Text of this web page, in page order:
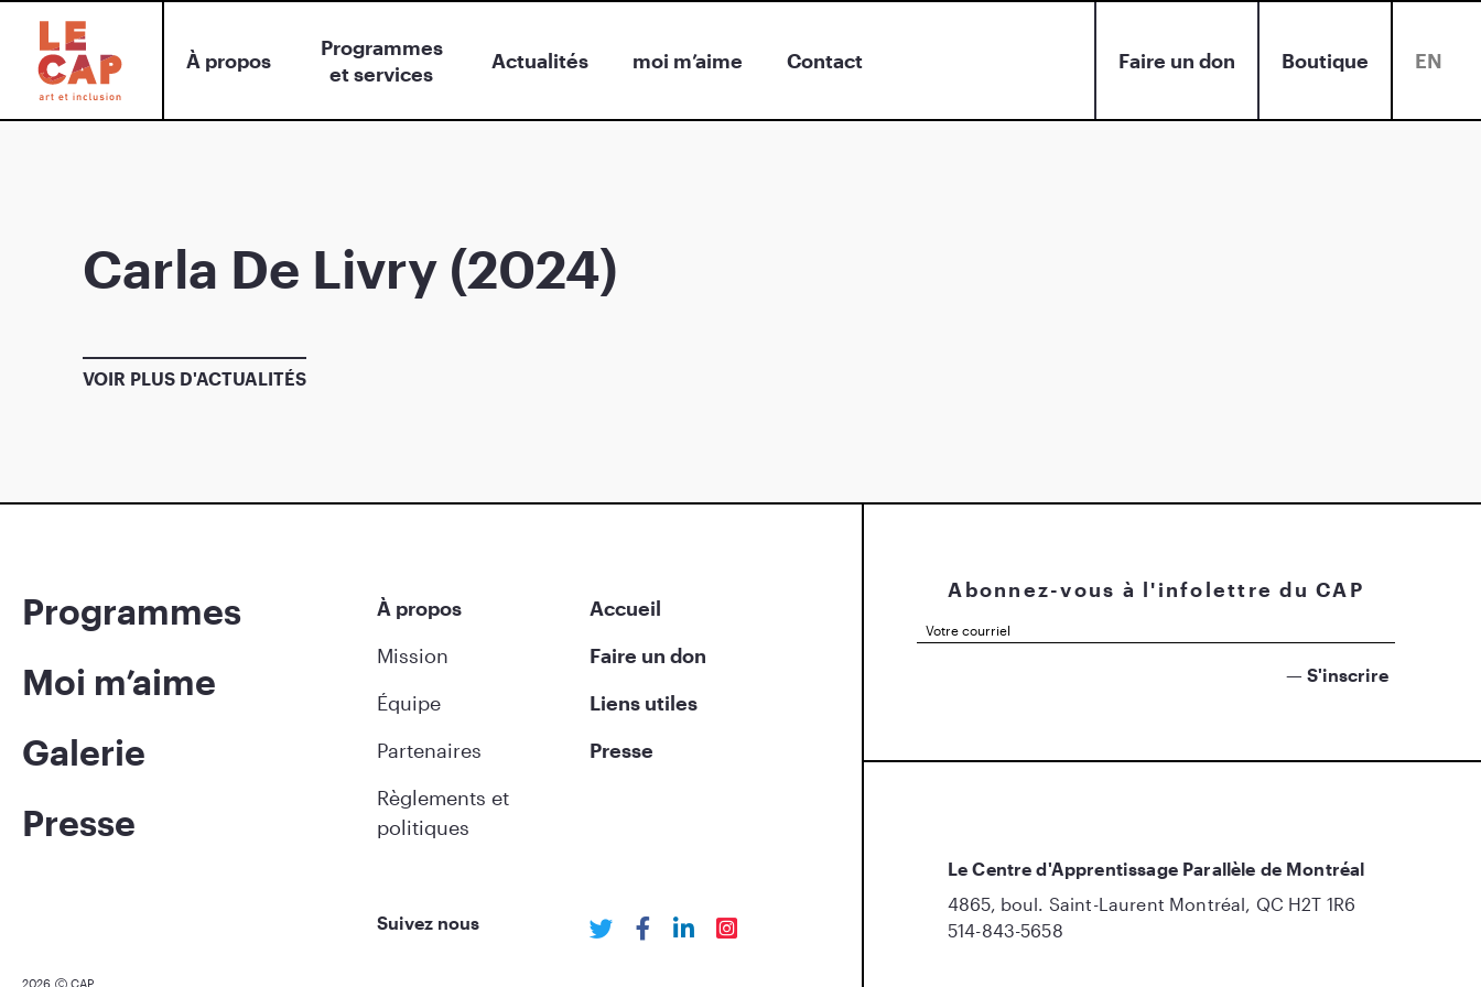
À propos
Programmes
et services
Actualités moi m’aime Contact Faire un don Boutique EN
Carla De Livry (2024)
VOIR PLUS D'ACTUALITÉS
Programmes
Moi m’aime
Galerie
Presse
À propos
Mission
Équipe
Partenaires
Règlements et
politiques
Accueil
Faire un don
Liens utiles
Presse
Suivez nous
2026 CAP
Abonnez-vous à l'infolettre du CAP
Le Centre d'Apprentissage Parallèle de Montréal
4865, boul. Saint-Laurent Montréal, QC H2T 1R6
514-843-5658